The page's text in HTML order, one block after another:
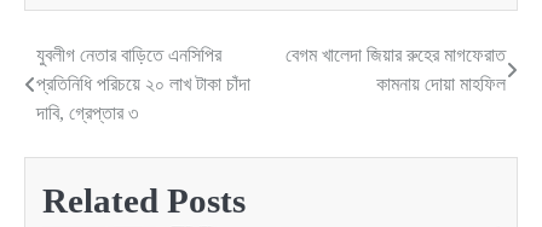
Post
navigation
যুবলীগ নেতার বাড়িতে এনসিপির
প্রতিনিধি পরিচয়ে ২০ লাখ টাকা চাঁদা
দাবি, গ্রেপ্তার ৩
বেগম খালেদা জিয়ার রুহের মাগফেরাত
কামনায় দোয়া মাহফিল
Related Posts